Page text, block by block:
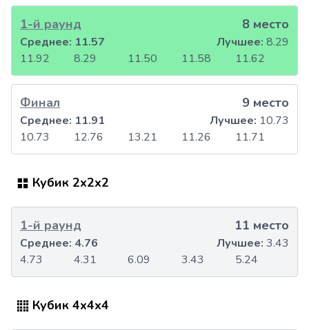
1-й раунд 8 место
11.92 8.29 11.50 11.58 11.62
Среднее: 11.57 Лучшее: 8.29
Финал 9 место
10.73 12.76 13.21 11.26 11.71
Среднее: 11.91 Лучшее: 10.73
Кубик 2x2x2
1-й раунд 11 место
4.73 4.31 6.09 3.43 5.24
Среднее: 4.76 Лучшее: 3.43
Кубик 4x4x4